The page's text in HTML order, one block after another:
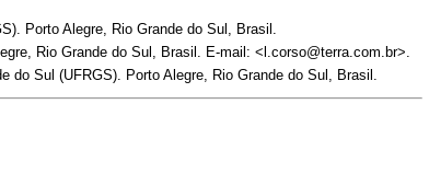
Porto Alegre, Rio Grande do Sul, Brasil.
Rio Grande do Sul, Brasil. E-mail: <l.corso@terra.com.br>.
do Sul (UFRGS). Porto Alegre, Rio Grande do Sul, Brasil.